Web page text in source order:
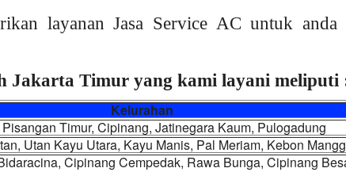
layanan Jasa Service AC untuk anda
Jakarta Timur yang kami layani meliputi
Kelurahan
Timur, Cipinang, Jatinegara Kaum, Pulogadung
Utan Kayu Utara, Kayu Manis, Pal Meriam, Kebon
Cipinang Cempedak, Rawa Bunga, Cipinang